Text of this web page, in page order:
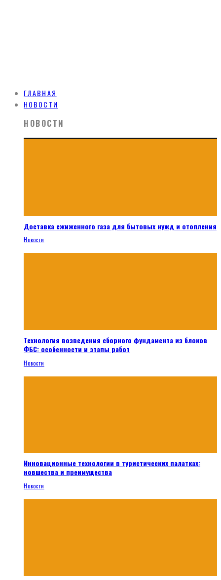
ГЛАВНАЯ
НОВОСТИ
НОВОСТИ
Доставка сжиженного газа для бытовых нужд и отопления
Новости
Технология возведения сборного фундамента из блоков
ФБС: особенности и этапы работ
Новости
Инновационные технологии в туристических палатках:
новшества и преимущества
Новости